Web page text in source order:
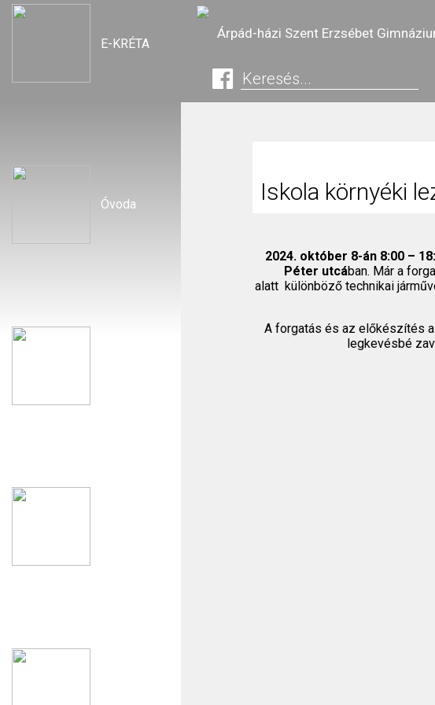
Árpád-házi Szent Erzsébet
E-KRÉTA
Óvoda Iskola környéki
2024. október 8-án 8:00 –
Péter utcában. Már a
alatt különböző technikai
A forgatás és az előkészítés
legkevésbé